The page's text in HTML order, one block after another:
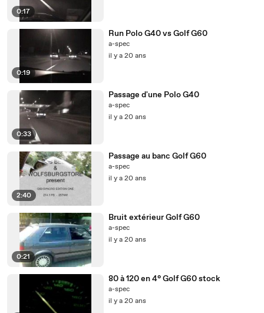
0:17
0:19
Run Polo G40 vs Golf G60
a-spec
il y a 20 ans
0:33
Passage d'une Polo G40
a-spec
il y a 20 ans
2:40
Passage au banc Golf G60
a-spec
il y a 20 ans
0:21
Bruit extérieur Golf G60
a-spec
il y a 20 ans
80 à 120 en 4° Golf G60 stock
a-spec
il y a 20 ans